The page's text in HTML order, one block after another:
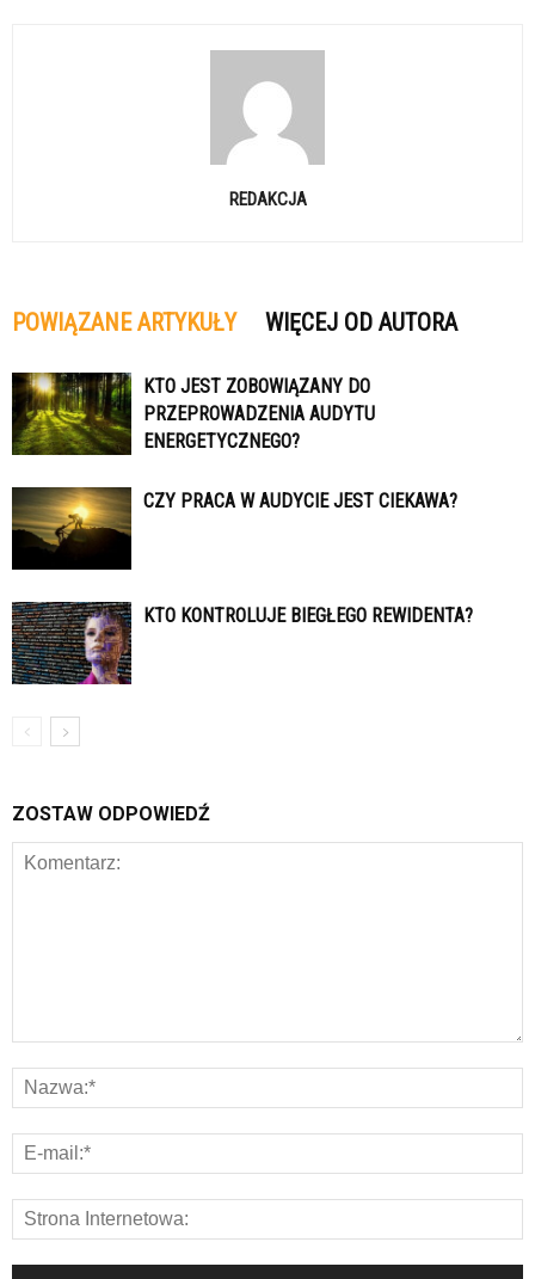
REDAKCJA
POWIĄZANE ARTYKUŁY WIĘCEJ OD AUTORA
KTO JEST ZOBOWIĄZANY DO
PRZEPROWADZENIA AUDYTU
ENERGETYCZNEGO?
CZY PRACA W AUDYCIE JEST CIEKAWA?
KTO KONTROLUJE BIEGŁEGO REWIDENTA?
ZOSTAW ODPOWIEDŹ